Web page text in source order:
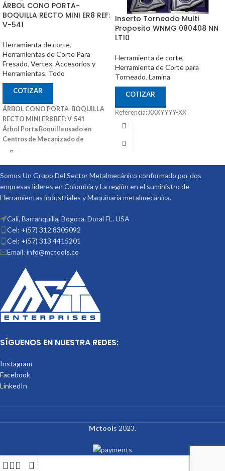
ÁRBOL CONO PORTA-
BOQUILLA RECTO MINI ER8 REF:
V-541
Herramienta de corte,
Herramientas de Corte Para
Fresado, Vertex, Accesorios y
Herramientas, Todo
COTIZAR
ÁRBOL CONO PORTA-BOQUILLA
RECTO MINI ER8 REF: V-541
Árbol Porta Boquilla usado en
Centros de Mecanizado de
Diferentes Marcas
ConvencionalesRef: V-541 Medidas
(DxL): 08X50 Código: 3001-290 Marca:
Vertex
Inserto Torneado Multi
Proposito WNMG 080408 NN
LT10
Herramienta de corte,
Herramienta de Corte para
Torneado, Lamina
COTIZAR
Referencia: XXXYYYY-XX
Somos Un Grupo Del Sector Metalmecánico conformado por dos
empresas lideres en Colombia y La región en el suministro de
Herramientas industriales y Maquinaria metalmecánica.
Cali, Barranquilla, Bogota, Doral FL. USA
Cel: +(57) 312 8305092
Cel: +(57) 313 4415201
Email: info@mctools.co
SÍGUENOS EN NUESTRA REDES:
Instagram
Facebook
LinkedIn
Mctools 2023.